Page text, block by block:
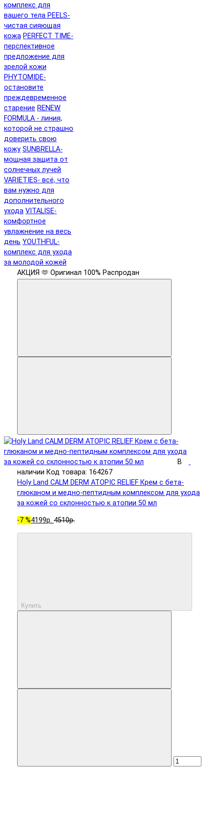
комплекс для
вашего тела PEELS-
чистая сияющая
кожа PERFECT TIME-
перспективное
предложение для
зрелой кожи
PHYTOMIDE-
остановите
преждевременное
старение RENEW
FORMULA - линия,
которой не страшно
доверить свою
кожу SUNBRELLA-
мощная защита от
солнечных лучей
VARIETIES- всё, что
вам нужно для
дополнительного
ухода VITALISE-
комфортное
увлажнение на весь
день YOUTHFUL-
комплекс для ухода
за молодой кожей
АКЦИЯ 🫶 Оригинал 100% Распродан
В
наличии Код товара: 164267
Holy Land CALM DERM ATOPIC RELIEF Крем с бета-
глюканом и медно-пептидным комплексом для ухода
за кожей со склонностью к атопии 50 мл
-7 %4199р. 4510р.
Купить